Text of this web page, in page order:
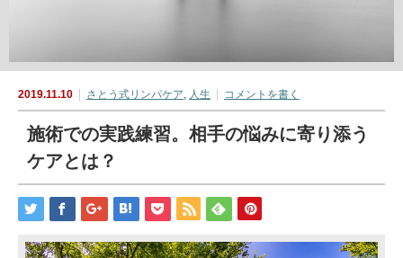
2019.11.10 さとう式リンパケア 人生 コメントを書く
施術での実践練習。相手の悩みに寄り添う
ケアとは？